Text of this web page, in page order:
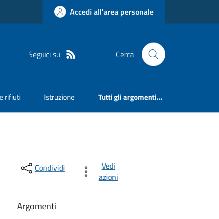
Accedi all'area personale
Seguici su Cerca
rifiuti Istruzione Tutti gli argomenti...
Condividi
Vedi
azioni
Argomenti